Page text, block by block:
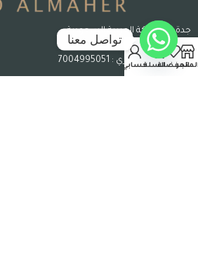
جدة – المملكة العربية السعودية
رقم السجل التجاري : 7004995051
المفضلةالسلةحسابي
تواصل معنا